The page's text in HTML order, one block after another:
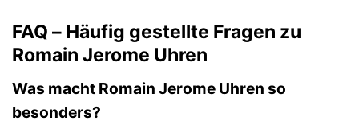
FAQ – Häufig gestellte Fragen zu
Romain Jerome Uhren
Was macht Romain Jerome Uhren so
besonders?